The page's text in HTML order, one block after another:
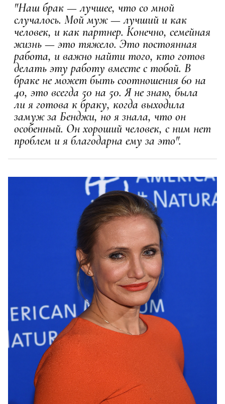
"Наш брак — лучшее, что со мной
случалось. Мой муж — лучший и как
человек, и как партнер. Конечно, семейная
жизнь — это тяжело. Это постоянная
работа, и важно найти того, кто готов
делать эту работу вместе с тобой. В
браке не может быть соотношения 60 на
40, это всегда 50 на 50. Я не знаю, была
ли я готова к браку, когда выходила
замуж за Бенджи, но я знала, что он
особенный. Он хороший человек, с ним нет
проблем и я благодарна ему за это".